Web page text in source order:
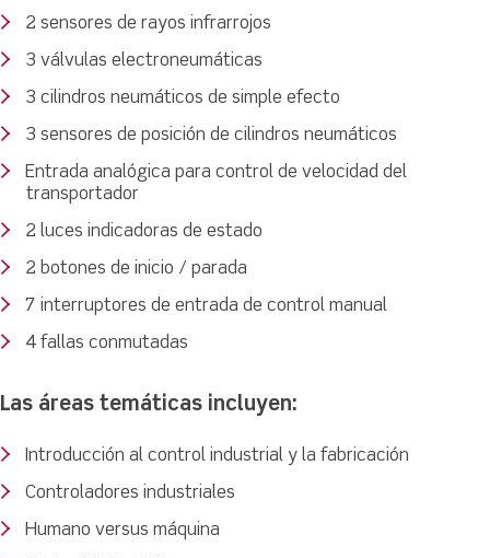
2 sensores de rayos infrarrojos
3 válvulas electroneumáticas
3 cilindros neumáticos de simple efecto
3 sensores de posición de cilindros neumáticos
Entrada analógica para control de velocidad del
transportador
2 luces indicadoras de estado
2 botones de inicio / parada
7 interruptores de entrada de control manual
4 fallas conmutadas
Las áreas temáticas incluyen:
Introducción al control industrial y la fabricación
Controladores industriales
Humano versus máquina